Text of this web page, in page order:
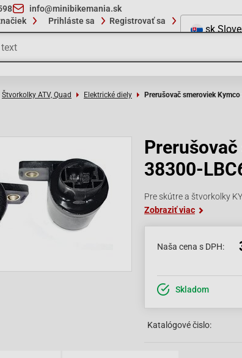
info@minibikemania.sk
Prihláste sa Registrovať sa
sk
Štvorkolky ATV, Quad Elektrické diely Prerušovač smeroviek
38300-
Pre skútre a štvorkolky
Zobraziť viac
Naša cena s DPH:
Skladom
Katalógové čislo: